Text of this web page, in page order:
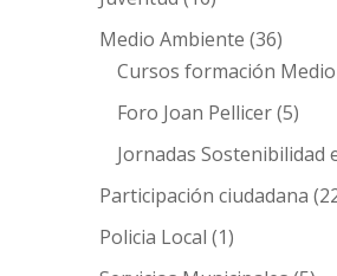
Medio Ambiente (36)
Cursos formación
Foro Joan Pellicer(5)
Jornadas Sostenibilidad
Participación ciudadana
Policia Local (1)